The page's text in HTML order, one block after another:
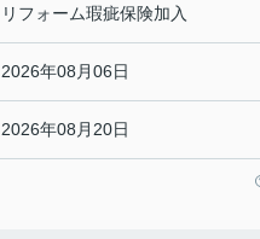
リフォーム瑕疵保険加入
2026年08月06日
2026年08月20日